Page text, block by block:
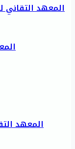
المعهد التقاني
المعهد